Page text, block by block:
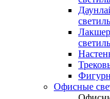
Офисные